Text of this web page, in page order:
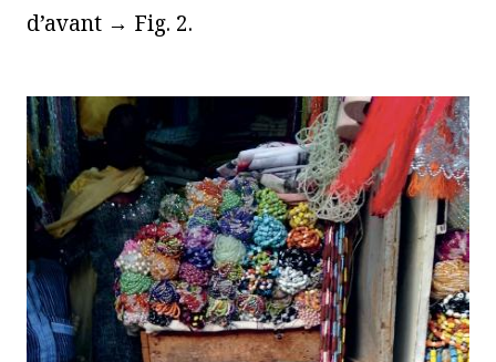
d’avant → Fig. 2.